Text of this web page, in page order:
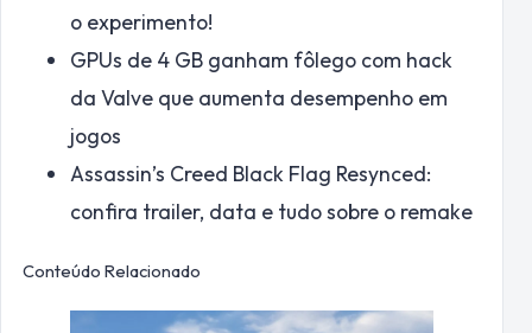
o experimento!
GPUs de 4 GB ganham fôlego com hack
da Valve que aumenta desempenho em
jogos
Assassin’s Creed Black Flag Resynced:
confira trailer, data e tudo sobre o remake
Conteúdo Relacionado